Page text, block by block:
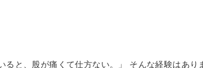
ると、股が痛くて仕方ない。」 そんな経験はあり